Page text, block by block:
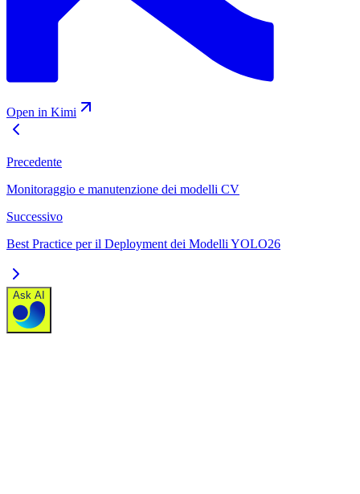
Open in Kimi
Precedente
Monitoraggio e manutenzione dei modelli CV
Successivo
Best Practice per il Deployment dei Modelli YOLO26
Ask AI